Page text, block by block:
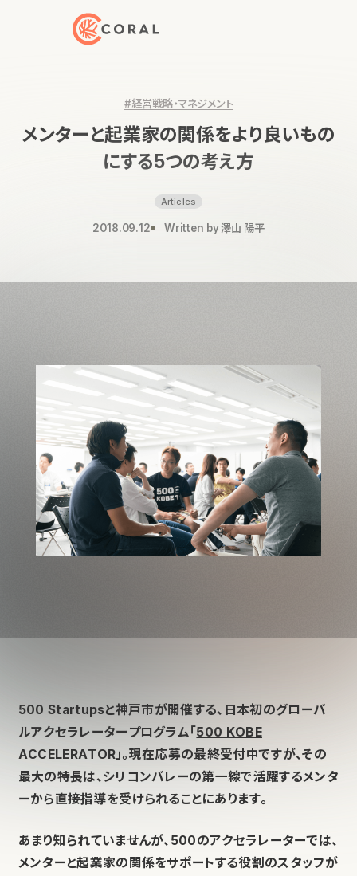
トップページへ戻る
#経営戦略・マネジメント
メンターと起業家の関係をより良いもの
にする5つの考え方
Articles
2018.09.12 Written by澤山 陽平
500 Startupsと神戸市が開催する、日本初のグローバ
ルアクセラレータープログラム「500 KOBE
ACCELERATOR 」。現在応募の最終受付中ですが、その
最大の特長は、シリコンバレーの第一線で活躍するメンタ
ーから直接指導を受けられることにあります。
あまり知られていませんが、500のアクセラレーターでは、
メンターと起業家の関係をサポートする役割のスタッフが